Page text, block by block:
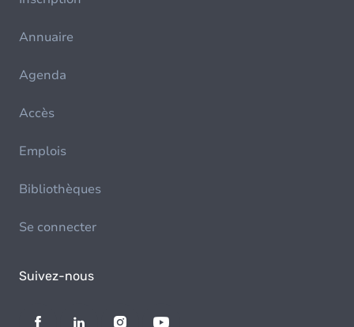
Annuaire
Agenda
Accès
Emplois
Bibliothèques
Se connecter
Suivez-nous